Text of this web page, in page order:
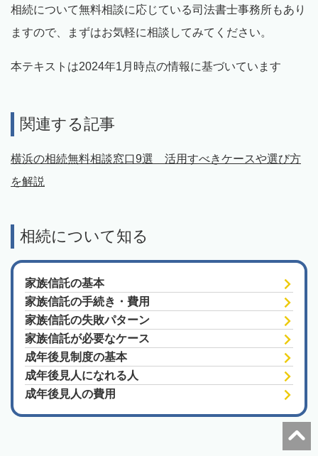
相続について無料相談に応じている司法書士事務所もあり
ますので、まずはお気軽に相談してみてください。
本テキストは2024年1月時点の情報に基づいています
関連する記事
横浜の相続無料相談窓口9選 活用すべきケースや選び方
を解説
相続について知る
家族信託の基本
家族信託の手続き・費用
家族信託の失敗パターン
家族信託が必要なケース
成年後見制度の基本
成年後見人になれる人
成年後見人の費用